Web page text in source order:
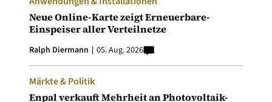
Neue Online-Karte zeigt Erneuerbare-
Einspeiser aller Verteilnetze
Ralph Diermann 05. Aug. 2026
Märkte & Politik
Enpal verkauft Mehrheit an Photovoltaik-